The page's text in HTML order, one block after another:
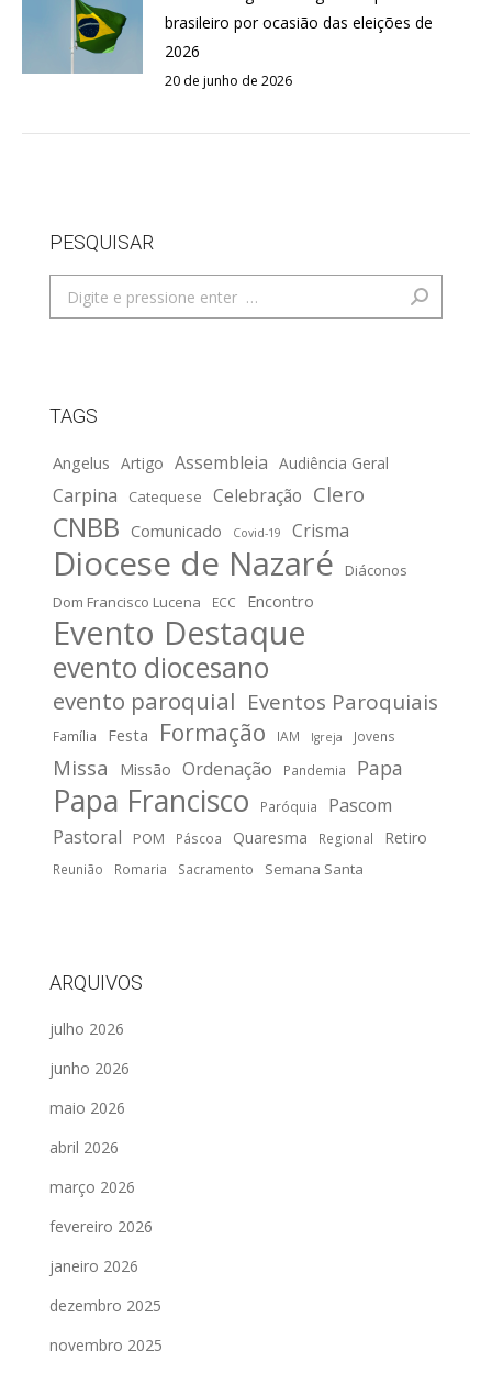
brasileiro por ocasião das eleições de
2026
20 de junho de 2026
PESQUISAR
Search:
TAGS
Angelus Artigo Assembleia Audiência Geral
Carpina Catequese Celebração Clero
CNBB Comunicado Covid-19 Crisma
Diocese de Nazaré
Diáconos
Dom Francisco Lucena
ECC Encontro
Evento Destaque
evento diocesano
evento paroquial Eventos Paroquiais
Família Festa Formação IAM Igreja Jovens
Missa Missão Ordenação Pandemia Papa
Papa Francisco Paróquia
Pascom
Pastoral
POM Páscoa Quaresma Regional Retiro
Reunião Romaria Sacramento Semana Santa
ARQUIVOS
julho 2026
junho 2026
maio 2026
abril 2026
março 2026
fevereiro 2026
janeiro 2026
dezembro 2025
novembro 2025